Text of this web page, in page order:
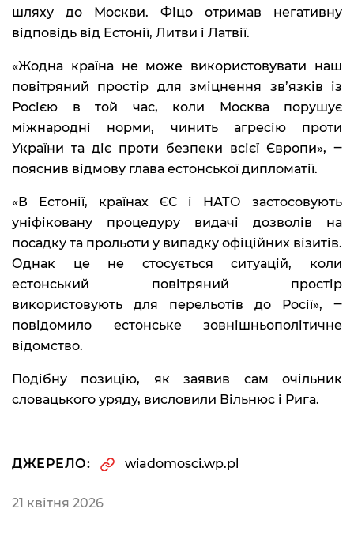
шляху до Москви. Фіцо отримав негативну
відповідь від Естонії, Литви і Латвії.
«Жодна країна не може використовувати наш
повітряний простір для зміцнення зв’язків із
Росією в той час, коли Москва порушує
міжнародні норми, чинить агресію проти
України та діє проти безпеки всієї Європи», ‒
пояснив відмову глава естонської дипломатії.
«В Естонії, країнах ЄС і НАТО застосовують
уніфіковану процедуру видачі дозволів на
посадку та прольоти у випадку офіційних візитів.
Однак це не стосується ситуацій, коли
естонський повітряний простір
використовують для перельотів до Росії», ‒
повідомило естонське зовнішньополітичне
відомство.
Подібну позицію, як заявив сам очільник
словацького уряду, висловили Вільнюс і Рига.
ДЖЕРЕЛО: wiadomosci.wp.pl
21 квітня 2026